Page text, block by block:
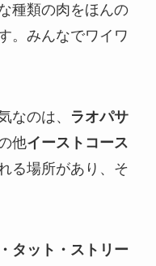
種類の肉をほんの
。みんなでワイワ
なのは、
ラオパサ
他イーストコース
る場所があり、そ
タット・ストリー